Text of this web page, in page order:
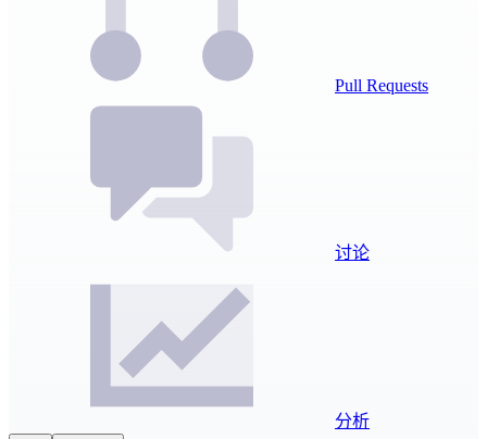
Pull Requests
讨论
分析